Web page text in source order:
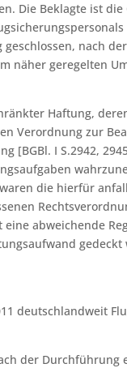
Die Beklagte ist
geschlossen, nach
näher geregelten
Haftung,
Verordnung zur
[BGBl. I S.2942,
die hierfür
abweichende
deutschlandweit
der